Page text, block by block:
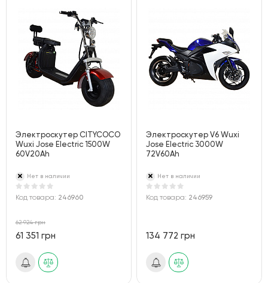
Электроскутер CITYCOCO
Wuxi Jose Electric 1500W
60V20Ah
Нет в наличии
Код товара: 246960
62 924 грн
61 351 грн
Электроскутер V6 Wuxi
Jose Electric 3000W
72V60Ah
Нет в наличии
Код товара: 246959
134 772 грн